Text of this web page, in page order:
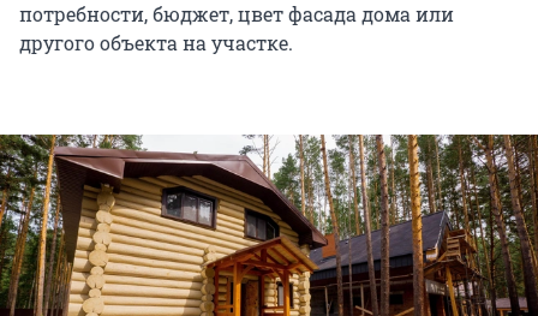
потребности, бюджет, цвет фасада дома или
другого объекта на участке.